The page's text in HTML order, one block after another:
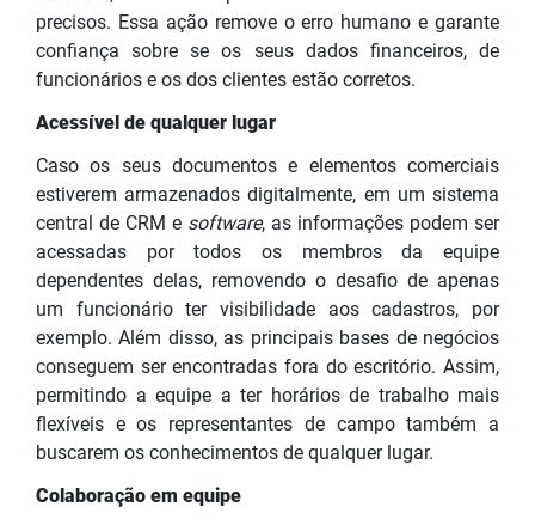
precisos. Essa ação remove o erro humano e garante
confiança sobre se os seus dados financeiros, de
funcionários e os dos clientes estão corretos.
Acessível de qualquer lugar
Caso os seus documentos e elementos comerciais
estiverem armazenados digitalmente, em um sistema
central de CRM e software, as informações podem ser
acessadas por todos os membros da equipe
dependentes delas, removendo o desafio de apenas
um funcionário ter visibilidade aos cadastros, por
exemplo. Além disso, as principais bases de negócios
conseguem ser encontradas fora do escritório. Assim,
permitindo a equipe a ter horários de trabalho mais
flexíveis e os representantes de campo também a
buscarem os conhecimentos de qualquer lugar.
Colaboração em equipe